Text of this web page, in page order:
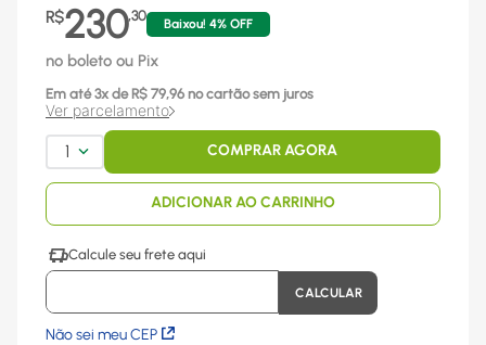
R$230,30
Baixou! 4% OFF
no boleto ou Pix
Em até 3x de R$ 79,96 no cartão sem juros
Ver parcelamento
1 COMPRAR AGORA
ADICIONAR AO CARRINHO
Não sei meu CEP